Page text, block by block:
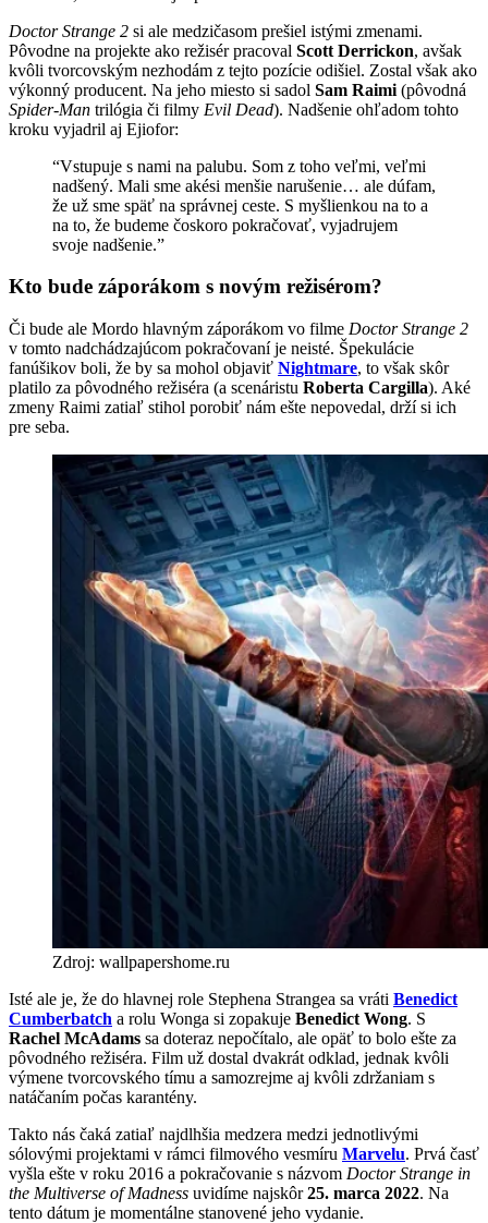
Doctor Strange 2 si ale medzičasom prešiel istými zmenami.
Pôvodne na projekte ako režisér pracoval Scott Derrickon, avšak
kvôli tvorcovským nezhodám z tejto pozície odišiel. Zostal však ako
výkonný producent. Na jeho miesto si sadol Sam Raimi (pôvodná
Spider-Man trilógia či filmy Evil Dead). Nadšenie ohľadom tohto
kroku vyjadril aj Ejiofor:
“Vstupuje s nami na palubu. Som z toho veľmi, veľmi
nadšený. Mali sme akési menšie narušenie… ale dúfam,
že už sme späť na správnej ceste. S myšlienkou na to a
na to, že budeme čoskoro pokračovať, vyjadrujem
svoje nadšenie.”
Kto bude záporákom s novým režisérom?
Či bude ale Mordo hlavným záporákom vo filme Doctor Strange 2
v tomto nadchádzajúcom pokračovaní je neisté. Špekulácie
fanúšikov boli, že by sa mohol objaviť Nightmare, to však skôr
platilo za pôvodného režiséra (a scenáristu Roberta Cargilla). Aké
zmeny Raimi zatiaľ stihol porobiť nám ešte nepovedal, drží si ich
pre seba.
Zdroj: wallpapershome.ru
Isté ale je, že do hlavnej role Stephena Strangea sa vráti Benedict
Cumberbatch a rolu Wonga si zopakuje Benedict Wong. S
Rachel McAdams sa doteraz nepočítalo, ale opäť to bolo ešte za
pôvodného režiséra. Film už dostal dvakrát odklad, jednak kvôli
výmene tvorcovského tímu a samozrejme aj kvôli zdržaniam s
natáčaním počas karantény.
Takto nás čaká zatiaľ najdlhšia medzera medzi jednotlivými
sólovými projektami v rámci filmového vesmíru Marvelu. Prvá časť
vyšla ešte v roku 2016 a pokračovanie s názvom Doctor Strange in
the Multiverse of Madness uvidíme najskôr25. marca 2022. Na
tento dátum je momentálne stanovené jeho vydanie.